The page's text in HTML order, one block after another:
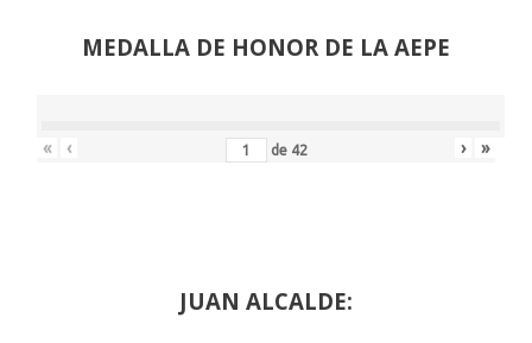
MEDALLA DE HONOR DE LA AEPE
« ‹ de 42 › »
JUAN ALCALDE: